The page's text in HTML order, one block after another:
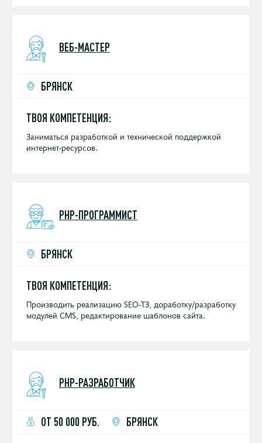
ВЕБ-МАСТЕР
БРЯНСК
ТВОЯ КОМПЕТЕНЦИЯ:
Заниматься разработкой и технической поддержкой
интернет-ресурсов.
PHP-ПРОГРАММИСТ
БРЯНСК
ТВОЯ КОМПЕТЕНЦИЯ:
Производить реализацию SEO-ТЗ, доработку/разработку
модулей CMS, редактирование шаблонов сайта.
PHP-РАЗРАБОТЧИК
ОТ 50 000 РУБ. БРЯНСК